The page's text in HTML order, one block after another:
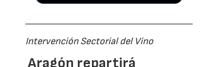
Intervención Sectorial del Vino
Aragón repartirá